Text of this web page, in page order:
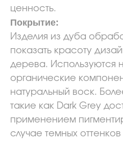
ценность.
Покрытие:
Изделия из дуба
показать красоту
дерева. Используются
органические
натуральный воск.
такие как Dark Grey
применением
случае темных